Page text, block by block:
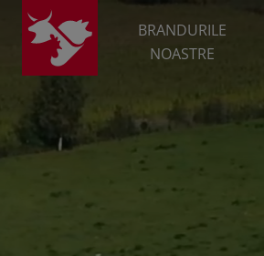
BRANDURILE
NOASTRE